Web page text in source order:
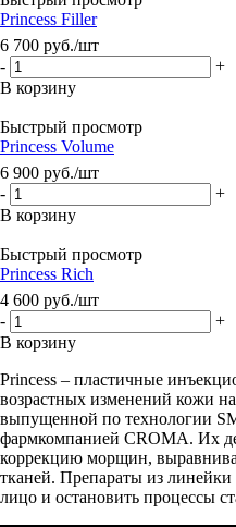
Princess Filler
6 700 руб./шт
-
+
В корзину
Быстрый просмотр
Princess Volume
6 900 руб./шт
-
+
В корзину
Быстрый просмотр
Princess Rich
4 600 руб./шт
-
+
В корзину
Princess – пластичные
возрастных изменений кожи
выпущенной по технологии
фармкомпанией CROMA. Их
коррекцию морщин,
тканей. Препараты из
лицо и остановить процессы